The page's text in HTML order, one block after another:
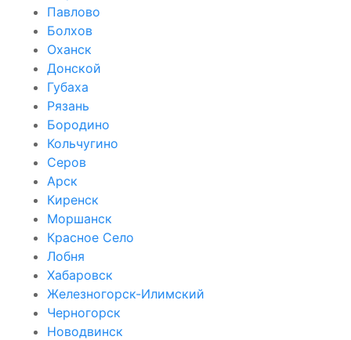
Павлово
Болхов
Оханск
Донской
Губаха
Рязань
Бородино
Кольчугино
Серов
Арск
Киренск
Моршанск
Красное Село
Лобня
Хабаровск
Железногорск-Илимский
Черногорск
Новодвинск